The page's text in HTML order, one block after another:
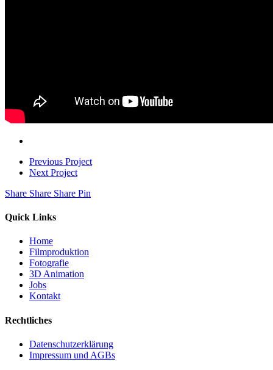
Previous Project
Next Project
Share
Share Share Share Pin
Quick Links
Home
Filmproduktion
Fotografie
3D Animation
Jobs
Kontakt
Rechtliches
Datenschutzerklärung
Impressum und AGBs